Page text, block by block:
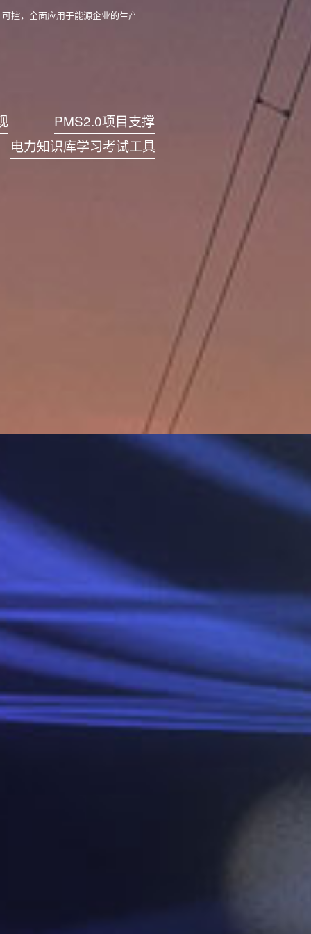
控，全面应用于能源企业的生产
PMS2.0项目支撑
电力知识库学习考试工具